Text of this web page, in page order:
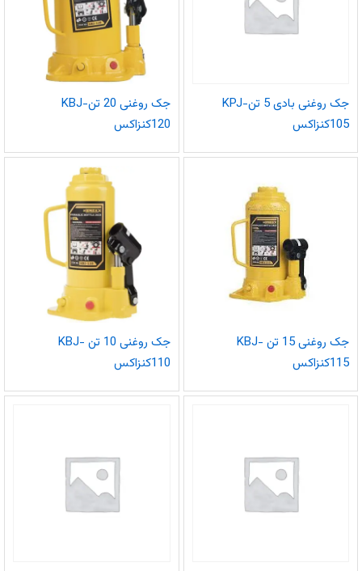
جک روغنی بادی 5 تنKPJ-
105کنزاکس
جک روغنی 20 تنKBJ-
120کنزاکس
جک روغنی 15 تن KBJ-
115کنزاکس
جک روغنی 10 تن KBJ-
110کنزاکس